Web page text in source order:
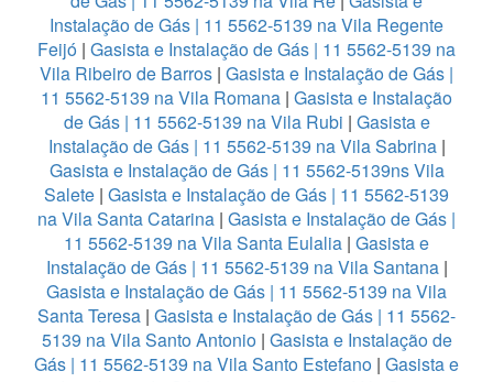
Instalação de Gás | 11 5562-5139 na Vila Regente
Feijó | Gasista e Instalação de Gás | 11 5562-5139 na
Vila Ribeiro de Barros | Gasista e Instalação de Gás |
11 5562-5139 na Vila Romana | Gasista e Instalação
de Gás | 11 5562-5139 na Vila Rubi | Gasista e
Instalação de Gás | 11 5562-5139 na Vila Sabrina|
Gasista e Instalação de Gás | 11 5562-5139ns Vila
Salete | Gasista e Instalação de Gás | 11 5562-5139
na Vila Santa Catarina | Gasista e Instalação de Gás |
11 5562-5139 na Vila Santa Eulalia | Gasista e
Instalação de Gás | 11 5562-5139 na Vila Santana|
Gasista e Instalação de Gás | 11 5562-5139 na Vila
Santa Teresa | Gasista e Instalação de Gás | 11 5562-
5139 na Vila Santo Antonio| Gasista e Instalação de
Gás | 11 5562-5139 na Vila Santo Estefano | Gasista e